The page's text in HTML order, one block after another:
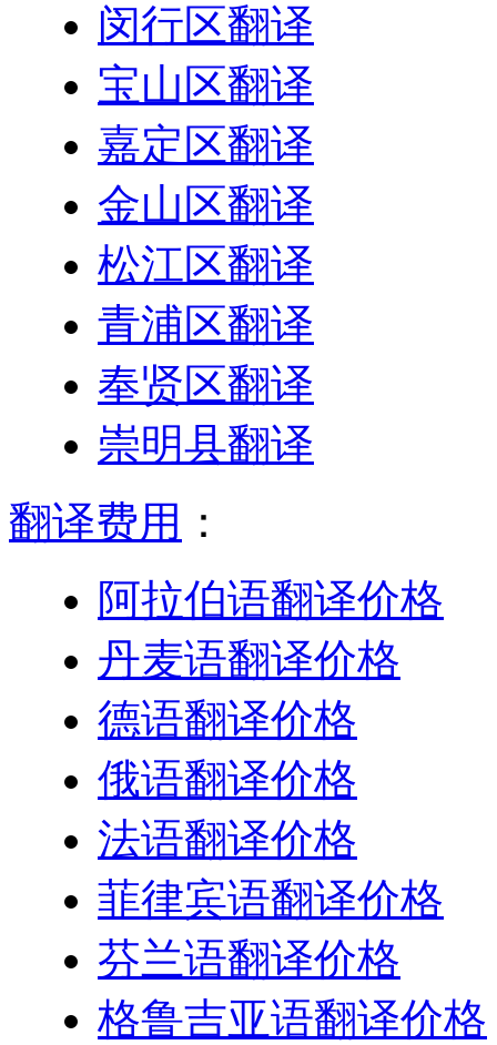
闵行区翻译
宝山区翻译
嘉定区翻译
金山区翻译
松江区翻译
青浦区翻译
奉贤区翻译
崇明县翻译
翻译费用 ：
阿拉伯语翻译价格
丹麦语翻译价格
德语翻译价格
俄语翻译价格
法语翻译价格
菲律宾语翻译价格
芬兰语翻译价格
格鲁吉亚语翻译价格